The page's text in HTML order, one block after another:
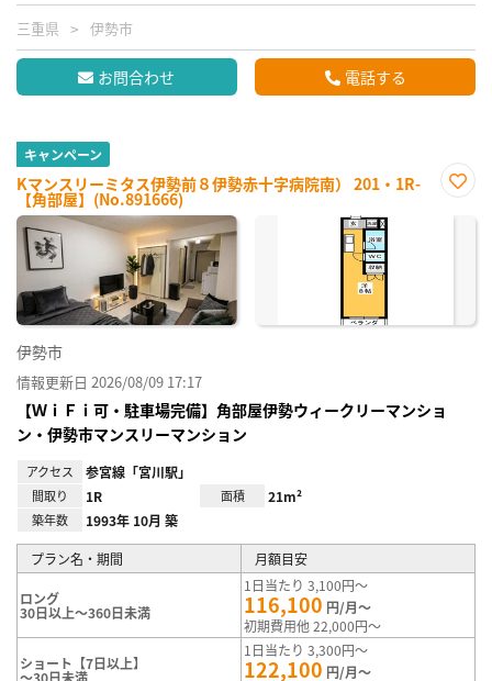
三重県 伊勢市
お問合わせ 電話する
キャンペーン
Kマンスリーミタス伊勢前８伊勢赤十字病院南） 201・1R-
【角部屋】(No.891666)
に入
伊勢市
情報更新日 2026/08/09 17:17
【ＷｉＦｉ可・駐車場完備】角部屋伊勢ウィークリーマンショ
ン・伊勢市マンスリーマンション
アクセス 参宮線「宮川駅」
間取り 1R 面積 21m²
築年数 1993年 10月 築
プラン名・期間 月額目安
ロング
30日以上～360日未満
1日当たり 3,100円～
116,100 円/月～
初期費用他 22,000円～
ショート【7日以上】
～30日未満
1日当たり 3,300円～
122,100 円/月～